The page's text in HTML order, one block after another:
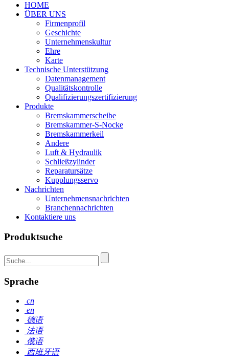
HOME
ÜBER UNS
Firmenprofil
Geschichte
Unternehmenskultur
Ehre
Karte
Technische Unterstützung
Datenmanagement
Qualitätskontrolle
Qualifizierungszertifizierung
Produkte
Bremskammerscheibe
Bremskammer-S-Nocke
Bremskammerkeil
Andere
Luft & Hydraulik
Schließzylinder
Reparatursätze
Kupplungsservo
Nachrichten
Unternehmensnachrichten
Branchennachrichten
Kontaktiere uns
Produktsuche
Sprache
cn
en
德语
法语
俄语
西班牙语